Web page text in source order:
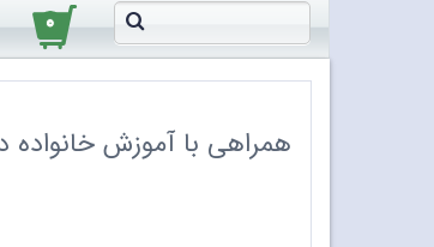
۰
همراهی با آموزش خانواده